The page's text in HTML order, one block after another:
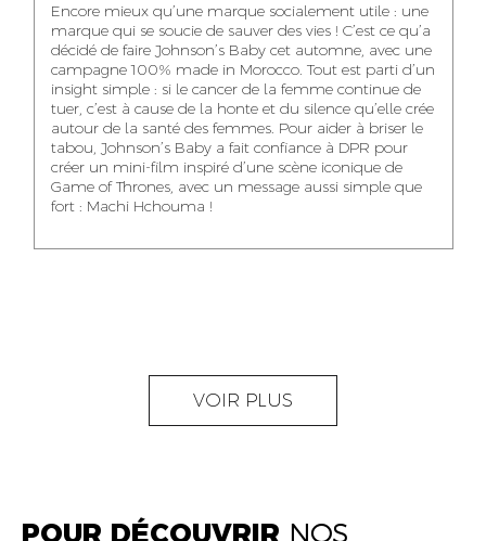
KARIM OUNZAR
AUDIOVISUAL
CONTENT CREATOR
ZAKARIA BENNANI
TRAFFIC MANAGER
NOUR-ELHOUDA
YOUBI IDRISSI
PROJECT
MANAGER
AGENT
GHITA SFINY
ACCOUNTANT
OUMAIMA HABIBA
Encore mieux qu’une marque socialement utile : une
marque qui se soucie de sauver des vies ! C’est ce qu’a
décidé de faire Johnson’s Baby cet automne, avec une
campagne 100% made in Morocco. Tout est parti d’un
insight simple : si le cancer de la femme continue de
tuer, c’est à cause de la honte et du silence qu’elle crée
autour de la santé des femmes. Pour aider à briser le
tabou, Johnson’s Baby a fait confiance à DPR pour
créer un mini-film inspiré d’une scène iconique de
Game of Thrones, avec un message aussi simple que
fort : Machi Hchouma !
VOIR PLUS
POUR DÉCOUVRIR NOS